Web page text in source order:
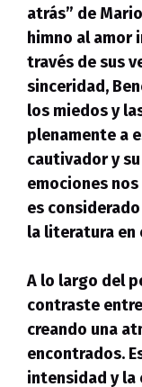
atrás” de
himno al amor
través de sus
sinceridad,
los miedos y
plenamente a
cautivador y
emociones
es
la literatura en
A lo largo del
contraste
creando una
encontrados.
intensidad y la